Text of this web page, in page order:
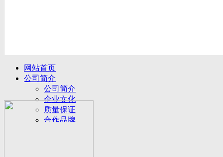
网站首页
公司简介
公司简介
企业文化
质量保证
合作品牌